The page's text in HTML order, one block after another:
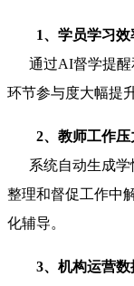
1、学员学习
通过AI督学提醒
环节参与度大幅提
2、教师工作
系统自动生成学
整理和督促工作中
化辅导。
3、机构运营数